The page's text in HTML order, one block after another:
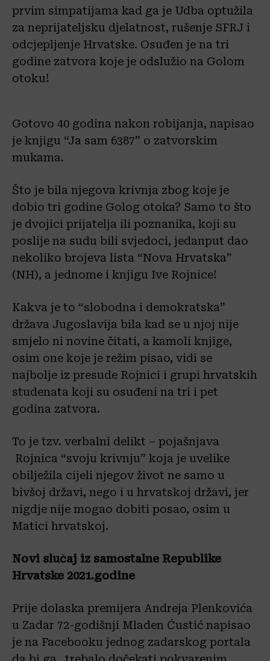
prvim simpatijama kad ga je Udba optužila
za neprijateljsku djelatnost, rušenje SFRJ i
odcjepljenje Hrvatske. Osuđen je na tri
godine zatvora koje je odslužio na Golom
otoku!
Gotovo 40 godina nakon robijanja, napisao
je knjigu “Ja sam 6387” o zatvorskim
mukama.
Što je bila njegova krivnja zbog koje je
dobio tri godine Golog otoka? Samo to što
je dvojici prijatelja ili poznanika, koji su
poslije na sudu bili svjedoci, jedanput dao
nekoliko brojeva lista “Nova Hrvatska”
(NH), a jednome i knjigu Ive Rojnice!
Kakva je to “slobodna i demokratska”
država Jugoslavija bila kad se u njoj nije
smjelo ni novine čitati, a kamoli knjige,
osim one koje je režim pisao, vidi se
najbolje iz presude Rojnici i grupi hrvatskih
studenata koji su osuđeni na tri i pet
godina zatvora.
To je tzv. verbalni delikt – pojašnjava
Rojnica “svoju krivnju” koja je uvelike
obilježila cijeli njegov život ne samo u
bivšoj državi, nego i u hrvatskoj državi, jer
nigdje nije mogao dobiti posao, osim u
Matici hrvatskoj.
Novi slučaj iz samostalne Republike
Hrvatske 2021.godine
Prije dolaska premijera Andreja Plenkovića
u Zadar 72-godišnji Mladen Ćustić napisao
je na Facebooku jednog zadarskog portala